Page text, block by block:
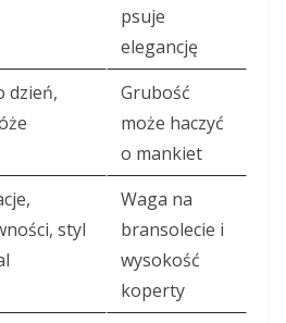
psuje
elegancję
dzień,
Grubość
może haczyć
o mankiet
styl
Waga na
bransolecie i
wysokość
koperty